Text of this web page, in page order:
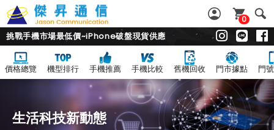
0
挑戰手機市場最低價~iPhone破盤現貨供應
價格總覽 機型排行 手機推薦 手機比較 舊機回收 門市據點 門
生活科技新動態